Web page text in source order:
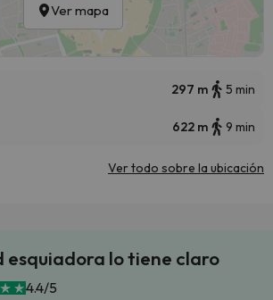
Ver mapa
297 m 5 min
622 m 9 min
Ver todo sobre la ubicación
esquiadora lo tiene claro
4.4/5